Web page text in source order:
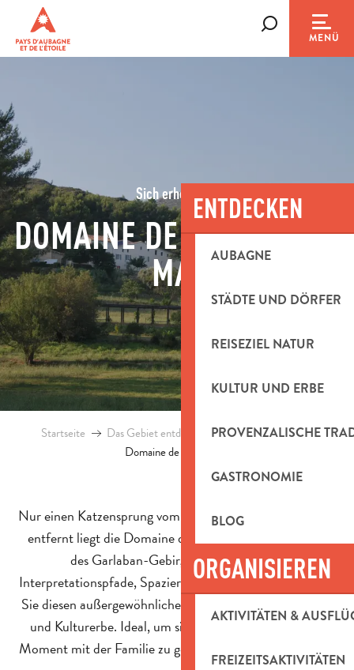
contenu
MENÜ
ENTDECKEN
AUBAGNE
STÄDTE UND DÖRFER
REISEZIEL NATUR
KULTUR UND ERBE
PROVENZALISCHE
GASTRONOMIE
BLOG
ORGANISIEREN
AKTIVITÄTEN &
FREIZEITSAKTIVITÄTEN
Sich erholen im
DOMAINE DE LA FONT DE
MAI
Startseite Das Gebiet entdecken
Natürliches Erbe
Domaine de la Font de Mai
Nur einen Katzensprung vom Stadtzentrum von Aubagne
entfernt liegt die Domaine de la Font de Mai am Fuße
des Garlaban-Gebirges. Wanderungen,
Interpretationspfade, Spaziergänge mit Eseln: Entdecken
Sie diesen außergewöhnlichen Rahmen zwischen Natur-
und Kulturerbe. Ideal, um sich auszuruhen oder einen
Moment mit der Familie zu genießen, zu jeder Jahreszeit.